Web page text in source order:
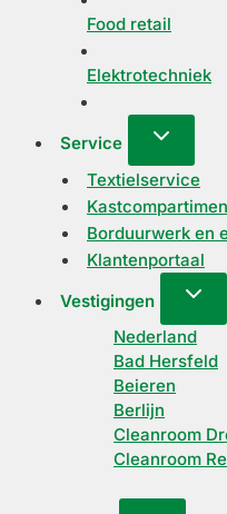
Food retail
Elektrotechniek
Service
Textielservice
Borduurwerk en
Klantenportaal
Vestigingen
Nederland
Bad Hersfeld
Beieren
Berlijn
Cleanroom
Cleanroom